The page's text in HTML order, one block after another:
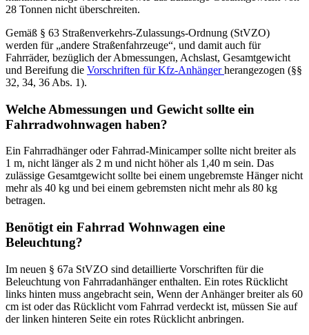
28 Tonnen nicht überschreiten.
Gemäß § 63 Straßenverkehrs-Zulassungs-Ordnung (StVZO)
werden für „andere Straßenfahrzeuge“, und damit auch für
Fahrräder, bezüglich der Abmessungen, Achslast, Gesamtgewicht
und Bereifung die Vorschriften für Kfz-Anhängerherangezogen (§§
32, 34, 36 Abs. 1).
Welche Abmessungen und Gewicht sollte ein
Fahrradwohnwagen haben?
Ein Fahrradhänger oder Fahrrad-Minicamper sollte nicht breiter als
1 m, nicht länger als 2 m und nicht höher als 1,40 m sein. Das
zulässige Gesamtgewicht sollte bei einem ungebremste Hänger nicht
mehr als 40 kg und bei einem gebremsten nicht mehr als 80 kg
betragen.
Benötigt ein Fahrrad Wohnwagen eine
Beleuchtung?
Im neuen § 67a StVZO sind detaillierte Vorschriften für die
Beleuchtung von Fahrradanhänger enthalten. Ein rotes Rücklicht
links hinten muss angebracht sein, Wenn der Anhänger breiter als 60
cm ist oder das Rücklicht vom Fahrrad verdeckt ist, müssen Sie auf
der linken hinteren Seite ein rotes Rücklicht anbringen.